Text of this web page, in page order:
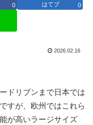
0 はてブ 0
2026.02.16
ドリブンまで日本では
すが、欧州ではこれら
が高いラージサイズ